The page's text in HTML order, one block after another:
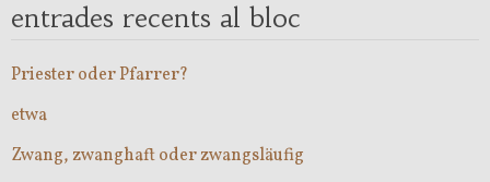
entrades recents al bloc
Priester oder Pfarrer?
etwa
Zwang, zwanghaft oder zwangsläufig